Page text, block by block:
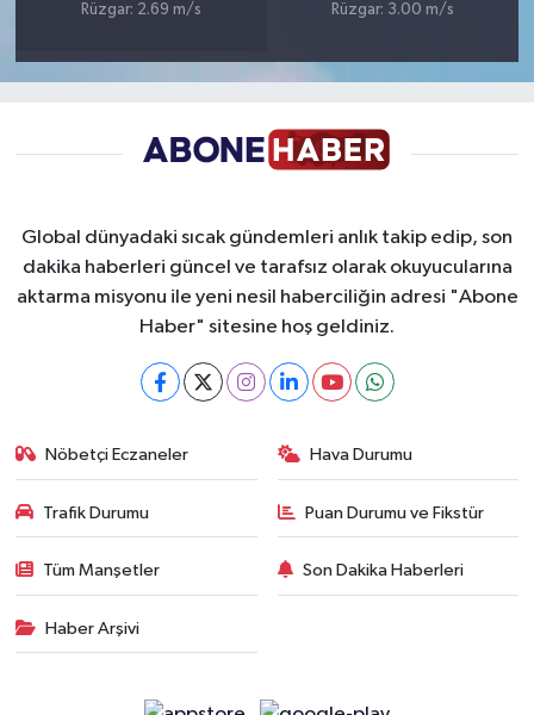
Rüzgar: 2.69 m/s
Rüzgar: 3.00 m/s
Global dünyadaki sıcak gündemleri anlık takip edip, son
dakika haberleri güncel ve tarafsız olarak okuyucularına
aktarma misyonu ile yeni nesil haberciliğin adresi "Abone
Haber" sitesine hoş geldiniz.
Nöbetçi Eczaneler Hava Durumu
Trafik Durumu Puan Durumu ve Fikstür
Tüm Manşetler Son Dakika Haberleri
Haber Arşivi